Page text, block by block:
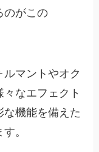
のがこの
マントやオク
なエフェクト
機能を備えた
。